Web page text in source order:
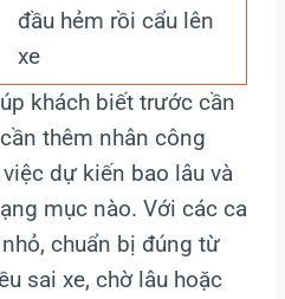
đầu hẻm rồi cẩu lên
xe
khách biết trước cần
thêm nhân công
dự kiến bao lâu và
mục nào. Với các ca
chuẩn bị đúng từ
sai xe, chờ lâu hoặc